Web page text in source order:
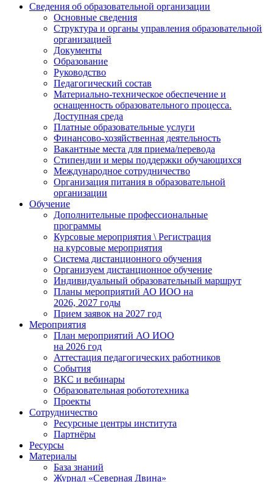
Сведения об образовательной организации
Основные сведения
Структура и органы управления образовательной
организацией
Документы
Образование
Руководство
Педагогический состав
Материально-техническое обеспечение и
оснащенность образовательного процесса.
Доступная среда
Платные образовательные услуги
Финансово-хозяйственная деятельность
Вакантные места для приема/перевода
Стипендии и меры поддержки обучающихся
Международное сотрудничество
Организация питания в образовательной
организации
Обучение
Дополнительные профессиональные
программы
Курсовые мероприятия \ Регистрация
на курсовые мероприятия
Система дистанционного обучения
Организуем дистанционное обучение
Индивидуальный образовательный маршрут
Планы мероприятий АО ИОО на
2026, 2027 годы
Прием заявок на 2027 год
Мероприятия
План мероприятий АО ИОО
на 2026 год
Аттестация педагогических работников
События
ВКС и вебинары
Образовательная робототехника
Проекты
Сотрудничество
Ресурсные центры института
Партнёры
Ресурсы
Материалы
База знаний
Журнал «Северная Двина»